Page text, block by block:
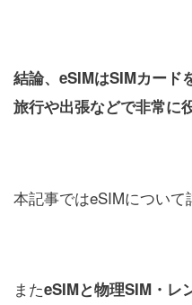
結論、eSIMはSIMカード
旅行や出張などで非常に
本記事ではeSIMについて
またeSIMと物理SIM・レ